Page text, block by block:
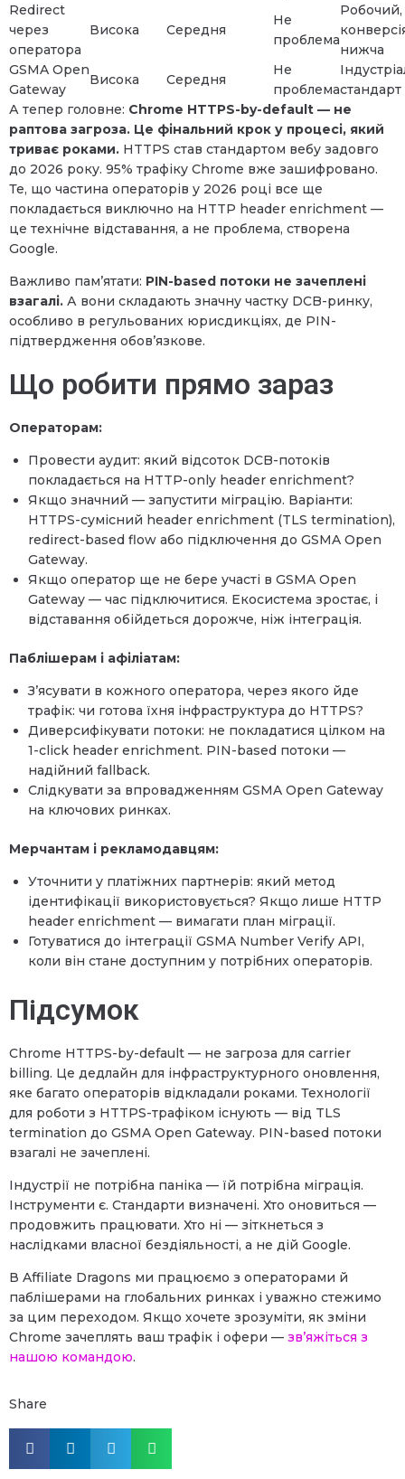
Redirect
через
оператора
Висока Середня
Не
проблема
Робочий,
нижча
GSMA Open
Gateway
Висока Середня
Не
проблемастандарт
А тепер головне: Chrome HTTPS-by-default — не
раптова загроза. Це фінальний крок у процесі, який
триває роками. HTTPS став стандартом вебу задовго
до 2026 року. 95% трафіку Chrome вже зашифровано.
Те, що частина операторів у 2026 році все ще
покладається виключно на HTTP header enrichment —
це технічне відставання, а не проблема, створена
Google.
Важливо пам’ятати: PIN-based потоки не зачеплені
взагалі. А вони складають значну частку DCB-ринку,
особливо в регульованих юрисдикціях, де PIN-
підтвердження обов’язкове.
Що робити прямо зараз
Операторам:
Провести аудит: який відсоток DCB-потоків
покладається на HTTP-only header enrichment?
Якщо значний — запустити міграцію. Варіанти:
HTTPS-сумісний header enrichment (TLS termination),
redirect-based flow або підключення до GSMA Open
Gateway.
Якщо оператор ще не бере участі в GSMA Open
Gateway — час підключитися. Екосистема зростає, і
відставання обійдеться дорожче, ніж інтеграція.
Паблішерам і афіліатам:
З’ясувати в кожного оператора, через якого йде
трафік: чи готова їхня інфраструктура до HTTPS?
Диверсифікувати потоки: не покладатися цілком на
1-click header enrichment. PIN-based потоки —
надійний fallback.
Слідкувати за впровадженням GSMA Open Gateway
на ключових ринках.
Мерчантам і рекламодавцям:
Уточнити у платіжних партнерів: який метод
ідентифікації використовується? Якщо лише HTTP
header enrichment — вимагати план міграції.
Готуватися до інтеграції GSMA Number Verify API,
коли він стане доступним у потрібних операторів.
Підсумок
Chrome HTTPS-by-default — не загроза для carrier
billing. Це дедлайн для інфраструктурного оновлення,
яке багато операторів відкладали роками. Технології
для роботи з HTTPS-трафіком існують — від TLS
termination до GSMA Open Gateway. PIN-based потоки
взагалі не зачеплені.
Індустрії не потрібна паніка — їй потрібна міграція.
Інструменти є. Стандарти визначені. Хто оновиться —
продовжить працювати. Хто ні — зіткнеться з
наслідками власної бездіяльності, а не дій Google.
В Affiliate Dragons ми працюємо з операторами й
паблішерами на глобальних ринках і уважно стежимо
за цим переходом. Якщо хочете зрозуміти, як зміни
Chrome зачеплять ваш трафік і офери — зв’яжіться з
нашою командою.
Share